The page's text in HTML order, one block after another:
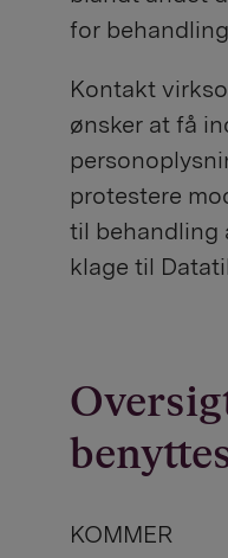
for
Kontakt
ønsker at få
protestere
til behandling
klage til
KOMMER